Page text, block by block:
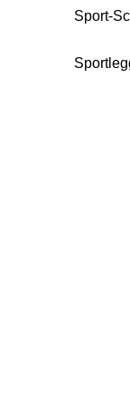
Sport-